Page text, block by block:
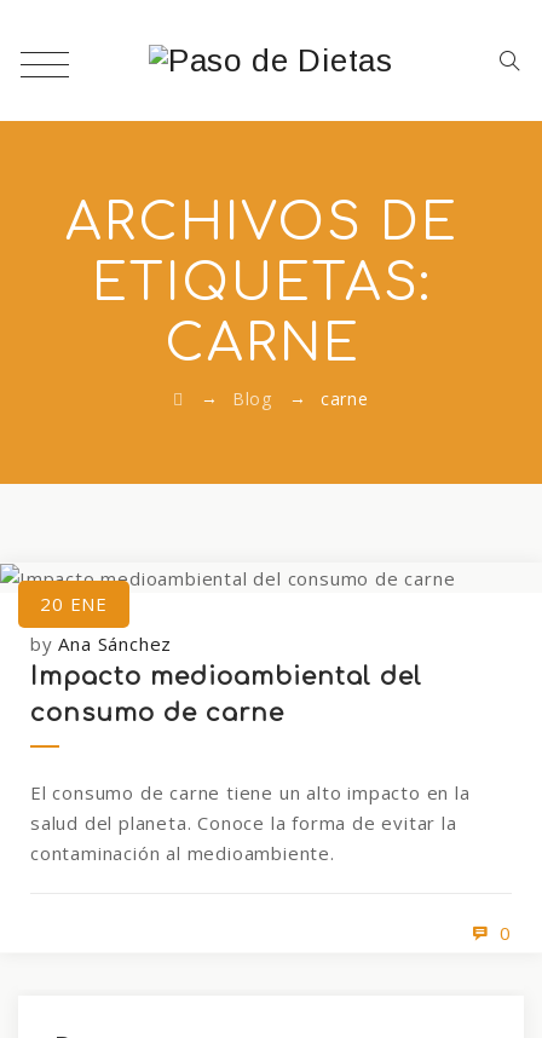
ARCHIVOS DE
ETIQUETAS:
CARNE
→ Blog → carne
20 ENE
byAna Sánchez
Impacto medioambiental del
consumo de carne
El consumo de carne tiene un alto impacto en la
salud del planeta. Conoce la forma de evitar la
contaminación al medioambiente.
0